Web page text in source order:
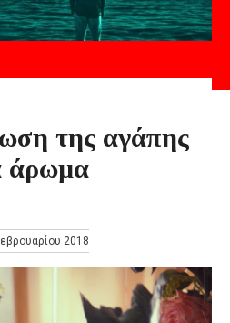
της αγάπης
άρωμα
2018